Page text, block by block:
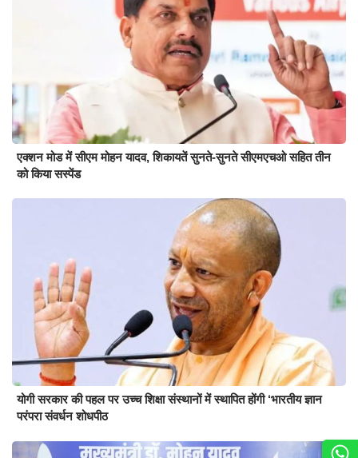
एक्शन मोड में सीएम मोहन यादव, शिकायतें सुनते-सुनते सीएमएचओ सहित तीन
को किया सस्पेंड
योगी सरकार की पहल पर उच्च शिक्षा संस्थानों में स्थापित होंगी ‘भारतीय ज्ञान
परंपरा संवर्धन शोधपीठ